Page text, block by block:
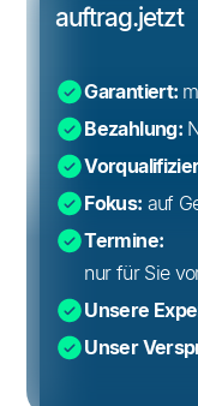
auftrag.jetzt
Garantiert:
Bezahlung:
Fokus: auf
Termine:
nur für Sie
Unsere
Unser